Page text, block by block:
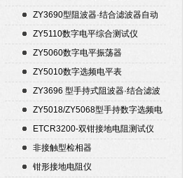
ZY3690型阻波器·结合滤波器自动
测试仪
ZY5110数字电平综合测试仪
ZY5060数字电平振荡器
ZY5010数字选频电平表
ZY3696 型手持式阻波器·结合滤波
器自动测试仪
ZY5018/ZY5068型手持数字选频电
平表/电平振荡器
ETCR3200-双钳接地电阻测试仪
非接触型检相器
钳形接地电阻仪